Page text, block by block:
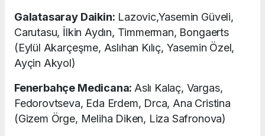
Galatasaray Daikin: Lazovic,Yasemin Güveli,
Carutasu, İlkin Aydın, Timmerman, Bongaerts
(Eylül Akarçeşme, Aslıhan Kılıç, Yasemin Özel,
Ayçin Akyol)
Fenerbahçe Medicana: Aslı Kalaç, Vargas,
Fedorovtseva, Eda Erdem, Drca, Ana Cristina
(Gizem Örge, Meliha Diken, Liza Safronova)